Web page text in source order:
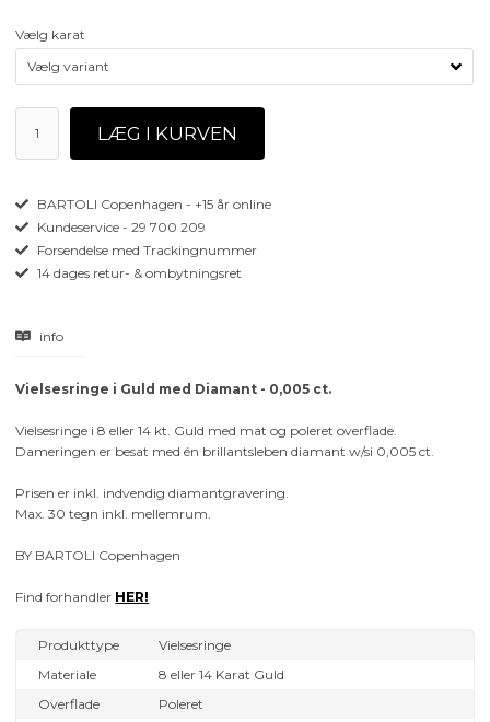
Vælg karat
BARTOLI Copenhagen - +15 år online
Kundeservice - 29 700 209
Forsendelse med Trackingnummer
14 dages retur- & ombytningsret
info
Vielsesringe i Guld med Diamant - 0,005 ct.
Vielsesringe i 8 eller 14 kt. Guld med mat og poleret overflade.
Dameringen er besat med én brillantsleben diamant w/si 0,005 ct.
Prisen er inkl. indvendig diamantgravering.
Max. 30 tegn inkl. mellemrum.
BY BARTOLI Copenhagen
Find forhandler HER!
Produkttype
Vielsesringe
Materiale
8 eller 14 Karat Guld
Overflade
Poleret